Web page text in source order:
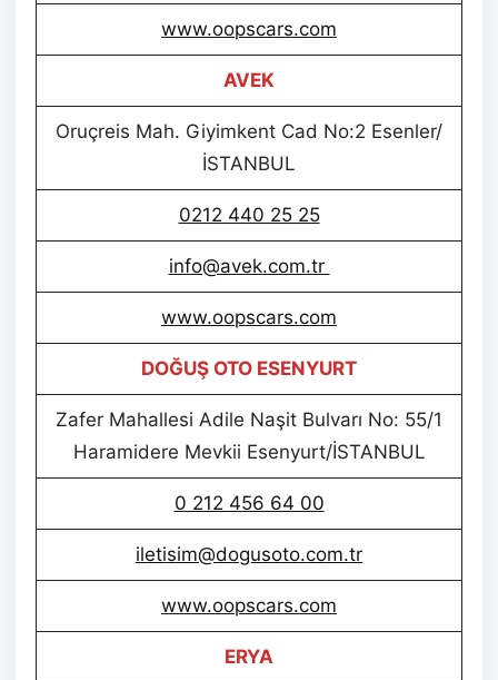
www.oopscars.com
AVEK
Oruçreis Mah. Giyimkent Cad No:2 Esenler/
İSTANBUL
0212 440 25 25
info@avek.com.tr
www.oopscars.com
DOĞUŞ OTO ESENYURT
Zafer Mahallesi Adile Naşit Bulvarı No: 55/1
Haramidere Mevkii Esenyurt/İSTANBUL
0 212 456 64 00
iletisim@dogusoto.com.tr
www.oopscars.com
ERYA